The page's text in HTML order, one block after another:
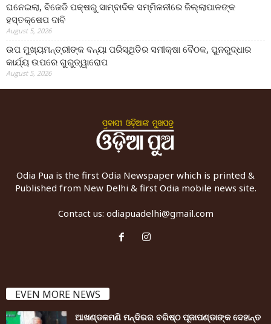
ଘନେଇଲା, ବିଜେଡି ପକ୍ଷରୁ ସାମ୍ବାଦିକ ସମ୍ମିଳନୀରେ ଜିଲ୍ଲାପାଳଙ୍କ
ହସ୍ତକ୍ଷେପ ଦାବି
August 5, 2026
ଉପ ମୁଖ୍ୟମନ୍ତ୍ରୀଙ୍କ ବନ୍ୟା ପରିସ୍ଥିତିର ସମୀକ୍ଷା ବୈଠକ, ପୁନରୁଦ୍ଧାର
କାର୍ଯ୍ୟ ଉପରେ ଗୁରୁତ୍ୱାରୋପ
August 5, 2026
Odia Pua is the first Odia Newspaper which is printed &
Published from New Delhi & first Odia mobile news site.
Contact us: odiapuadelhi@gmail.com
EVEN MORE NEWS
ଆଖଣ୍ଡଳମଣି ମନ୍ଦିରର ବରିଷ୍ଠ ପୂଜାପଣ୍ଡାଙ୍କ ଦେହାନ୍ତ